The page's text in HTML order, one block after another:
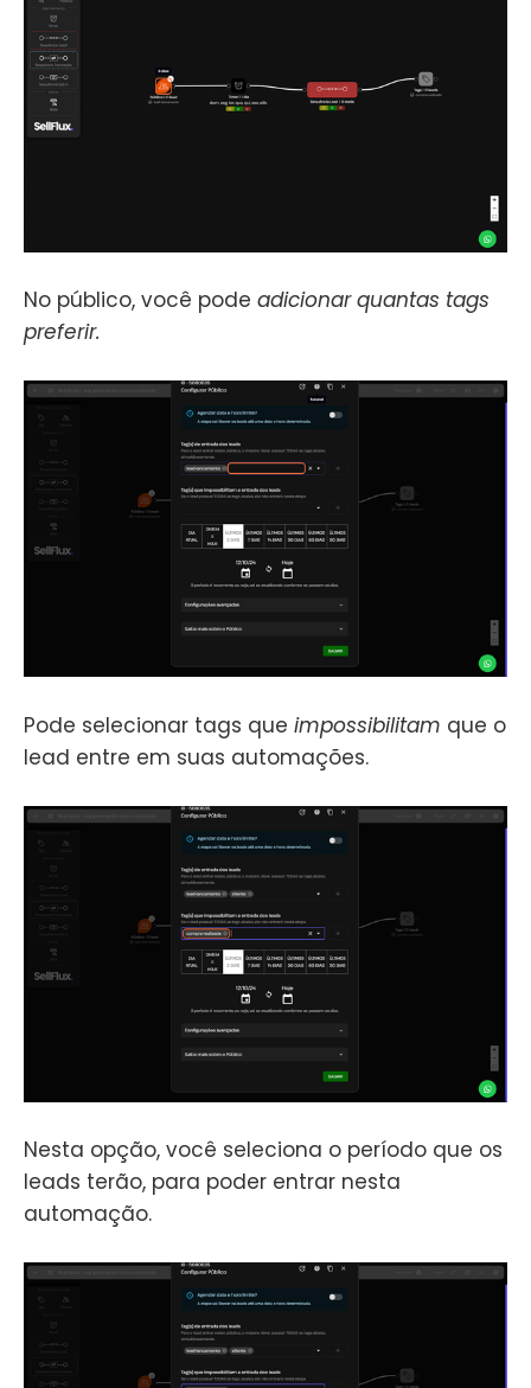
No público, você pode adicionar quantas tags
preferir.
Pode selecionar tags que impossibilitam que o
lead entre em suas automações.
Nesta opção, você seleciona o período que os
leads terão, para poder entrar nesta
automação.